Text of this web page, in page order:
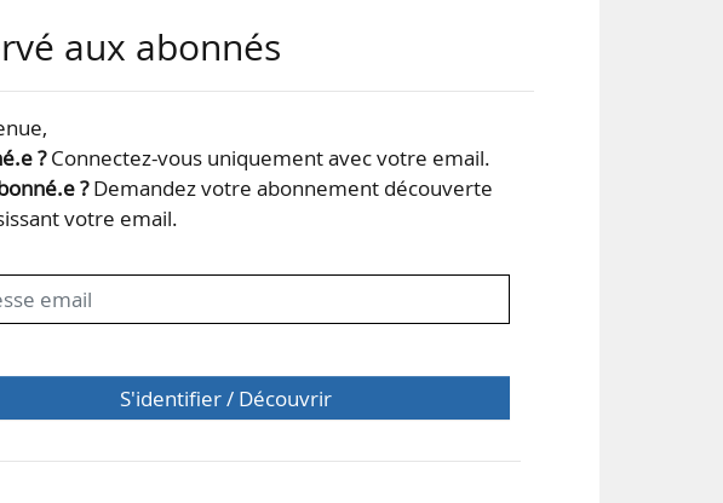
de pilotage,
aux abonnés
?Connectez-vous uniquement avec votre email.
?Demandez votre abonnement découverte
votre email.
S'identifier / Découvrir